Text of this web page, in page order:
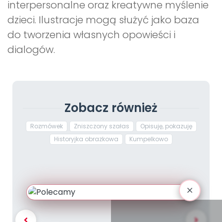
interpersonalne oraz kreatywne myślenie
dzieci. Ilustracje mogą służyć jako baza
do tworzenia własnych opowieści i
dialogów.
Zobacz również
Rozmówek Zniszczony szałas
Opisuję, pokazuję
Historyjka obrazkowa
Kumpelkowo